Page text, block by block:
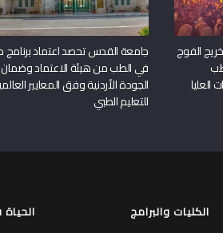
الفوج
العليا
جامعة القدس تحصد اعتماد برنامج
في الطب من هيئة الاعتماد وضمان
الجودة الأردنية وفق المعايير
للتعليم الطبي
الكليات والبرامج